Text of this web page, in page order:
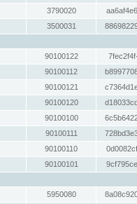
3790020
3500031
90100122
90100112
90100121
90100120
90100100
90100111
90100110
90100101
5950080